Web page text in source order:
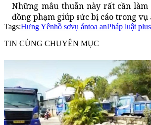
Những mâu thuẫn này rất cần
đồng phạm giúp sức bị cáo trong vụ
Tags:Hưng Yênhồ sơvụ ántoa anPháp luật plus
TIN CÙNG CHUYÊN MỤC